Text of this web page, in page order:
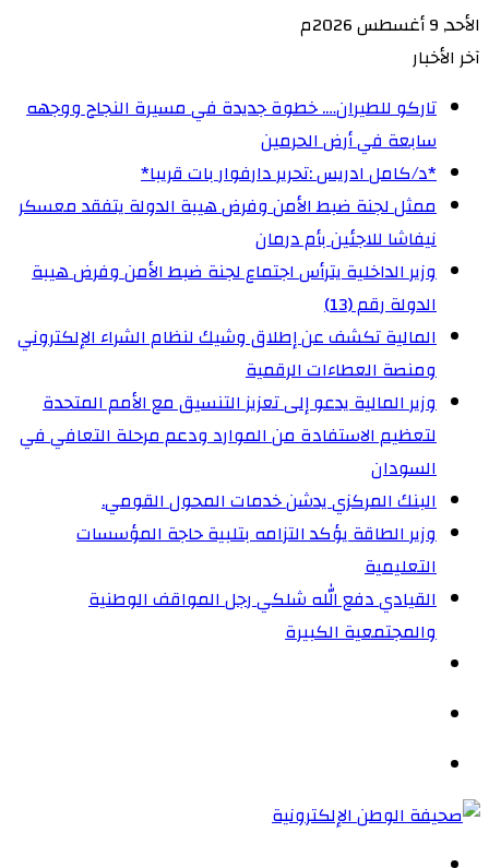
الأحد, 9 أغسطس 2026م
آخر الأخبار
تاركو للطيران…. خطوة جديدة في مسيرة النجاح ووجهه
سابعة في أرض الحرمين
‏*د/كامل ادريس :تحرير دارفوار بات قريبا*
ممثل لجنة ضبط الأمن وفرض هيبة الدولة يتفقد معسكر
نيفاشا للاجئين بأم درمان
وزير الداخلية يترأس اجتماع لجنة ضبط الأمن وفرض هيبة
الدولة رقم (13)
المالية تكشف عن إطلاق وشيك لنظام الشراء الإلكتروني
ومنصة العطاءات الرقمية
وزير المالية يدعو إلى تعزيز التنسيق مع الأمم المتحدة
لتعظيم الاستفادة من الموارد ودعم مرحلة التعافي في
السودان
البنك المركزي يدشن خدمات المحول القومي.
وزير الطاقة يؤكد التزامه بتلبية حاجة المؤسسات
التعليمية
القيادي دفع الله شلكي رجل المواقف الوطنية
والمجتمعية الكبيرة